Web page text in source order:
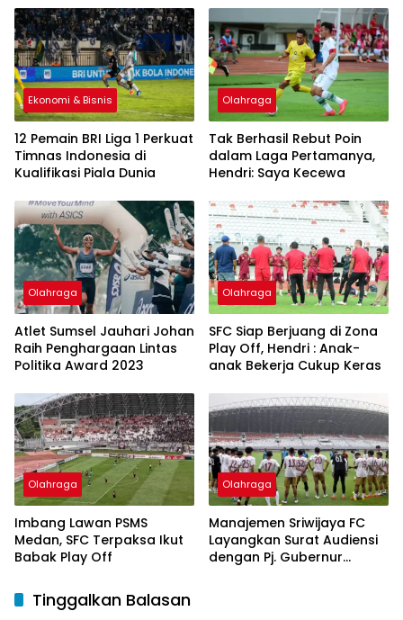
Ekonomi & Bisnis
12 Pemain BRI Liga 1 Perkuat
Timnas Indonesia di
Kualifikasi Piala Dunia
Olahraga
Tak Berhasil Rebut Poin
dalam Laga Pertamanya,
Hendri: Saya Kecewa
Olahraga
Atlet Sumsel Jauhari Johan
Raih Penghargaan Lintas
Politika Award 2023
Olahraga
SFC Siap Berjuang di Zona
Play Off, Hendri : Anak-
anak Bekerja Cukup Keras
Olahraga
Imbang Lawan PSMS
Medan, SFC Terpaksa Ikut
Babak Play Off
Olahraga
Manajemen Sriwijaya FC
Layangkan Surat Audiensi
dengan Pj. Gubernur
Tinggalkan Balasan